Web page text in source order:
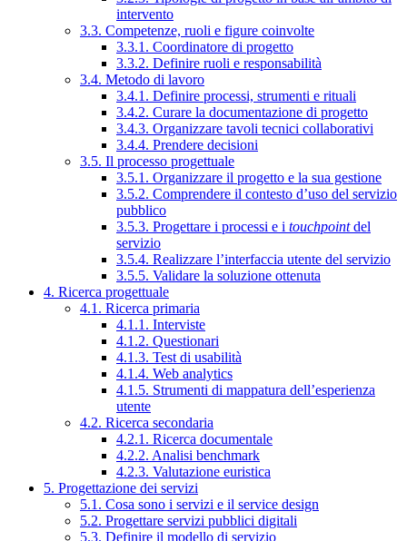
intervento
3.3. Competenze, ruoli e figure coinvolte
3.3.1. Coordinatore di progetto
3.3.2. Definire ruoli e responsabilità
3.4. Metodo di lavoro
3.4.1. Definire processi, strumenti e rituali
3.4.2. Curare la documentazione di progetto
3.4.3. Organizzare tavoli tecnici collaborativi
3.4.4. Prendere decisioni
3.5. Il processo progettuale
3.5.1. Organizzare il progetto e la sua gestione
3.5.2. Comprendere il contesto d’uso del servizio
pubblico
3.5.3. Progettare i processi e i touchpointdel
servizio
3.5.4. Realizzare l’interfaccia utente del servizio
3.5.5. Validare la soluzione ottenuta
4. Ricerca progettuale
4.1. Ricerca primaria
4.1.1. Interviste
4.1.2. Questionari
4.1.3. Test di usabilità
4.1.4. Web analytics
4.1.5. Strumenti di mappatura dell’esperienza
utente
4.2. Ricerca secondaria
4.2.1. Ricerca documentale
4.2.2. Analisi benchmark
4.2.3. Valutazione euristica
5. Progettazione dei servizi
5.1. Cosa sono i servizi e il service design
5.2. Progettare servizi pubblici digitali
5.3. Definire il modello di servizio